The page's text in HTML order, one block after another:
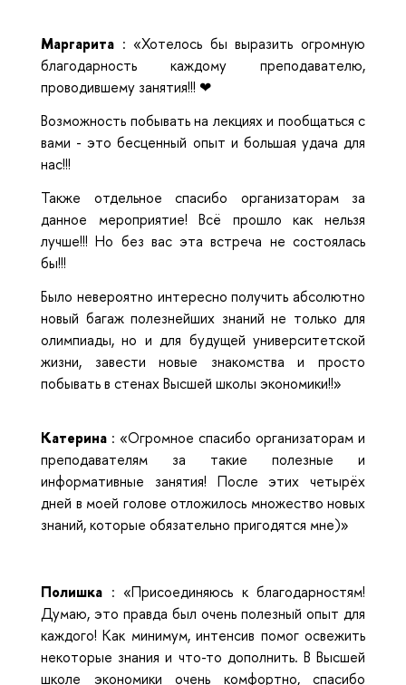
Маргарита : «Хотелось бы выразить огромную
благодарность каждому преподавателю,
проводившему занятия!!! ❤
Возможность побывать на лекциях и пообщаться с
вами - это бесценный опыт и большая удача для
нас!!!
Также отдельное спасибо организаторам за
данное мероприятие! Всё прошло как нельзя
лучше!!! Но без вас эта встреча не состоялась
бы!!!
Было невероятно интересно получить абсолютно
новый багаж полезнейших знаний не только для
олимпиады, но и для будущей университетской
жизни, завести новые знакомства и просто
побывать в стенах Высшей школы экономики!!»
Катерина : «Огромное спасибо организаторам и
преподавателям за такие полезные и
информативные занятия! После этих четырёх
дней в моей голове отложилось множество новых
знаний, которые обязательно пригодятся мне)»
Полишка : «Присоединяюсь к благодарностям!
Думаю, это правда был очень полезный опыт для
каждого! Как минимум, интенсив помог освежить
некоторые знания и что-то дополнить. В Высшей
школе экономики очень комфортно, спасибо